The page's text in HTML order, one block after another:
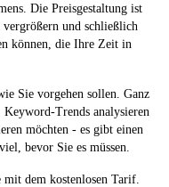
Die Preisgestaltung ist
und schließlich
können, die Ihre Zeit in
Sie vorgehen sollen. Ganz
Trends analysieren
möchten - es gibt einen
bevor Sie es müssen.
dem kostenlosen Tarif.